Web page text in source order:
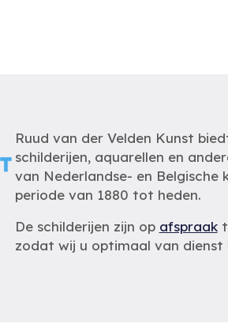
Ruud van der Velden Kunst
schilderijen, aquarellen en
van Nederlandse- en Belgische
periode van 1880 tot heden.
De schilderijen zijn op afspraak
zodat wij u optimaal van dienst